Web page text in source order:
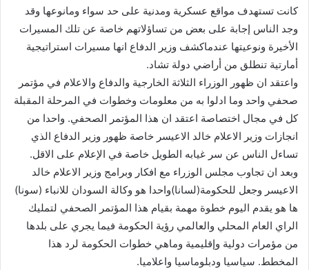
كانت تستهدف مواقع عسكرية ومدنية على حد سواء ومانوعها وقد
وجد الناس إجابة على بعض من تساؤلاتهم خاصة عن تلك المسيرات
الأخيرة ونوعيتها عندماكشف وزير الدفاع انها مسيرات استراتيجية
أمارتية تنطلق من أراضي دولة تشاد.
واعتقد ان ظهور الوزراء الثلاثة الخارجية والدفاع والاعلام في مؤتمر
صحفي واحد وما ادلوا به من معلومات وخطوات في المرحلة المقبلة
كل في مجال اختصاصة اعتقد ان هذا المؤتمر الصحفي. واحدا من
انجازات وزير الاعلام خالد الاعيسر خاصة ظهور وزير الدفاع الذي
تساءل الناس عن سر غيابه الطويل خاصة في الإعلام على الاقل.
وبعد ان تجاوب مجلس الوزراء مع افكار وبرامج وزير الاعلام خالد
الاعيسر وجعل للحكومة(لسانا)واحدا هو وكالة السودان للانباء (سونا)
ها هو يقدم اليوم خطوة مهمة بقيام هذا المؤتمر الصحفي لتمليك
الراي العام المحلي والعالمي رؤية الحكومة فيما يجري على بلدها
من مؤمرات دولية وإقليمية وماهي خطوات الحكومة لرد هذا
المخطط. سياسيا ودبلوماسيا واعلاميا.